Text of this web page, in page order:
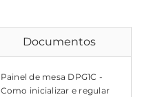
Documentos
Painel de mesa DPG1C -
Como inicializar e regular